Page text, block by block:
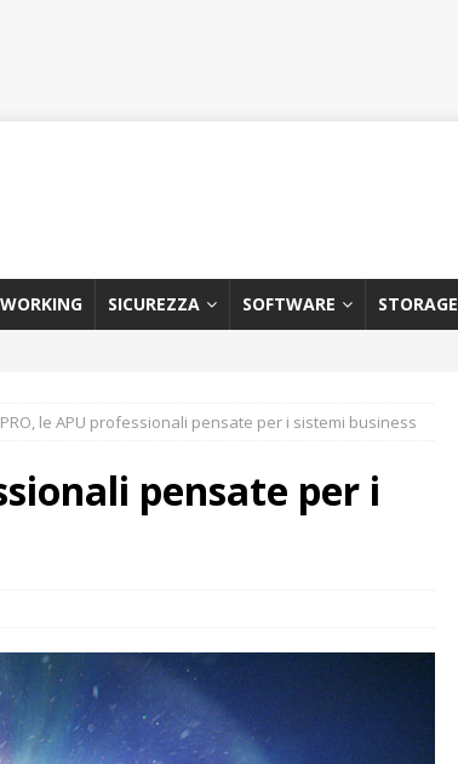
SICUREZZA SOFTWARE STORAGE
le APU professionali pensate per i sistemi business
pensate per i